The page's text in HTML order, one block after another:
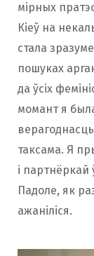
мірных
Кіеў на
стала
пошуках
да ўсіх
момант я
таксама. Я
і
Падоле, як
ажаніліся.